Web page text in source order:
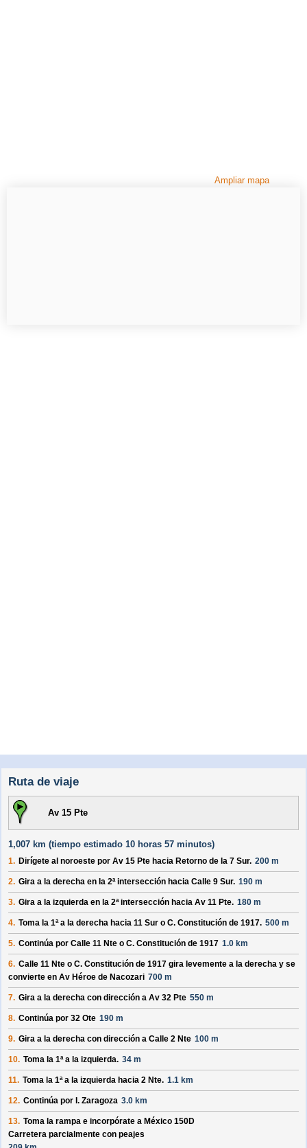
Ampliar mapa
Ruta de viaje
Av 15 Pte
1,007 km (tiempo estimado 10 horas 57 minutos)
1. Dirígete al noroeste por Av 15 Pte hacia Retorno de la 7 Sur. 200 m
2. Gira a la derecha en la 2ª intersección hacia Calle 9 Sur. 190 m
3. Gira a la izquierda en la 2ª intersección hacia Av 11 Pte. 180 m
4. Toma la 1ª a la derecha hacia 11 Sur o C. Constitución de 1917. 500 m
5. Continúa por Calle 11 Nte o C. Constitución de 1917 1.0 km
6. Calle 11 Nte o C. Constitución de 1917 gira levemente a la derecha y se
convierte en Av Héroe de Nacozari 700 m
7. Gira a la derecha con dirección a Av 32 Pte 550 m
8. Continúa por 32 Ote 190 m
9. Gira a la derecha con dirección a Calle 2 Nte 100 m
10. Toma la 1ª a la izquierda. 34 m
11. Toma la 1ª a la izquierda hacia 2 Nte. 1.1 km
12. Continúa por I. Zaragoza 3.0 km
13. Toma la rampa e incorpórate a México 150D
Carretera parcialmente con peajes